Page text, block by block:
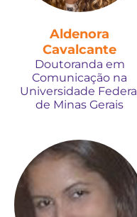
Aldenora
Cavalcante
Doutoranda em
Comunicação na
Universidade Federal
de Minas Gerais